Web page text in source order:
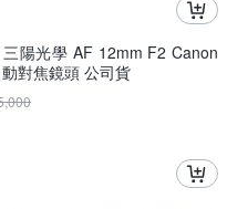
三陽光學 AF 12mm F2 Canon
對焦鏡頭 公司貨